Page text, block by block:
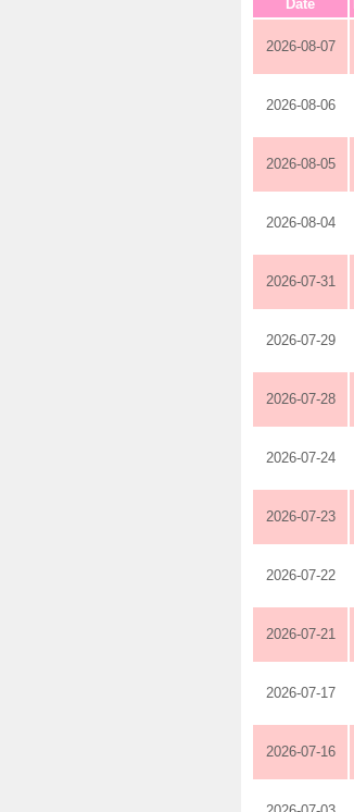
Date
2026-08-07
2026-08-06
2026-08-05
2026-08-04
2026-07-31
2026-07-29
2026-07-28
2026-07-24
2026-07-23
2026-07-22
2026-07-21
2026-07-17
2026-07-16